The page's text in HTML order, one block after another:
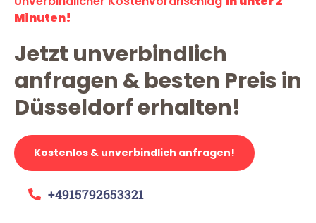
Minuten!
Jetzt unverbindlich
anfragen & besten Preis in
Düsseldorf erhalten!
Kostenlos & unverbindlich anfragen!
+4915792653321